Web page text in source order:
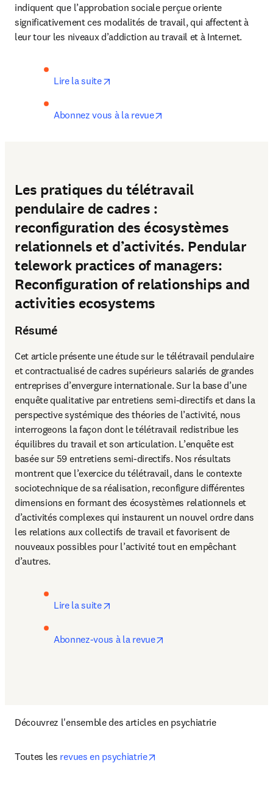
indiquent que l’approbation sociale perçue oriente
significativement ces modalités de travail, qui affectent à
leur tour les niveaux d’addiction au travail et à Internet.
Lire la suite
Abonnez vous à la revue
Les pratiques du télétravail
pendulaire de cadres :
reconfiguration des écosystèmes
relationnels et d’activités. Pendular
telework practices of managers:
Reconfiguration of relationships and
activities ecosystems
Résumé
Cet article présente une étude sur le télétravail pendulaire
et contractualisé de cadres supérieurs salariés de grandes
entreprises d’envergure internationale. Sur la base d’une
enquête qualitative par entretiens semi-directifs et dans la
perspective systémique des théories de l’activité, nous
interrogeons la façon dont le télétravail redistribue les
équilibres du travail et son articulation. L’enquête est
basée sur 59 entretiens semi-directifs. Nos résultats
montrent que l’exercice du télétravail, dans le contexte
sociotechnique de sa réalisation, reconfigure différentes
dimensions en formant des écosystèmes relationnels et
d’activités complexes qui instaurent un nouvel ordre dans
les relations aux collectifs de travail et favorisent de
nouveaux possibles pour l’activité tout en empêchant
d’autres.
Lire la suite
Abonnez-vous à la revue
Découvrez l'ensemble des articles en psychiatrie
Toutes les revues en psychiatrie